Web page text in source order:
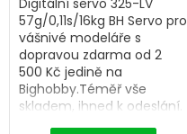
Digitální servo 325-LV
57g/0,11s/16kg BH Servo pro
vášnivé modeláře s
dopravou zdarma od 2
500 Kč jedině na
Bighobby.Téměř vše
skladem, ihned k odeslání.